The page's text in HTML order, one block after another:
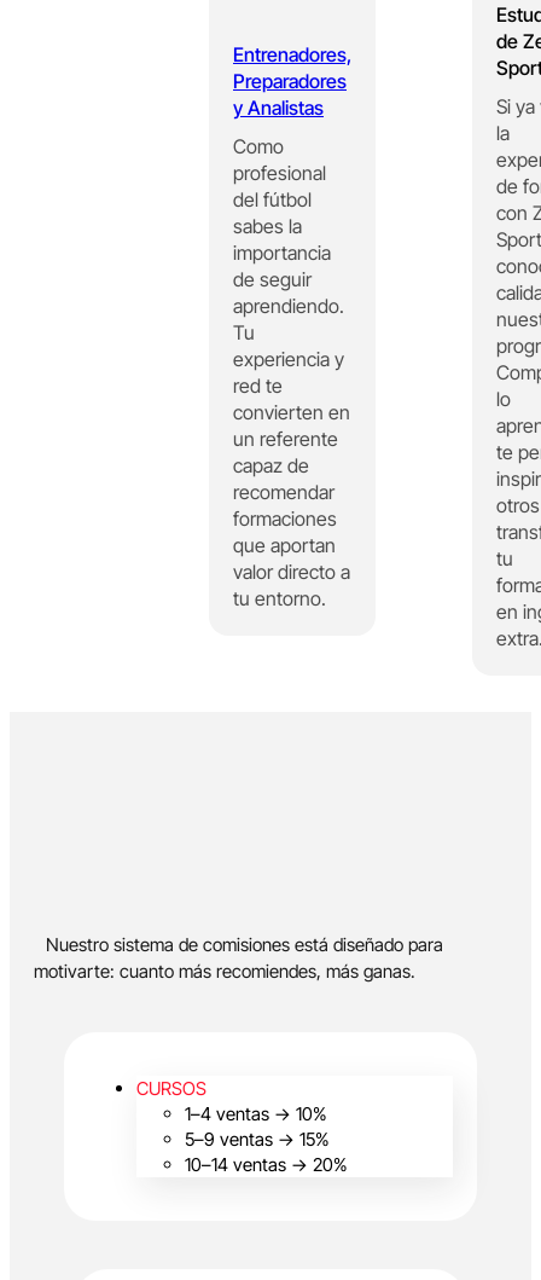
Entrenadores,
Preparadores
y Analistas
Como
profesional
del fútbol
sabes la
importancia
de seguir
aprendiendo.
Tu
experiencia y
red te
convierten en
un referente
capaz de
recomendar
formaciones
que aportan
valor directo a
tu entorno.
de
Si
la
de
con
lo
te
tu
en
Nuestro sistema de comisiones está diseñado para
motivarte: cuanto más recomiendes, más ganas.
CURSOS
1–4 ventas → 10%
5–9 ventas → 15%
10–14 ventas → 20%